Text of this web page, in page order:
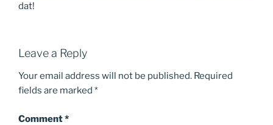
dat!
Leave a Reply
Your email address will not be published. Required
fields are marked *
Comment*